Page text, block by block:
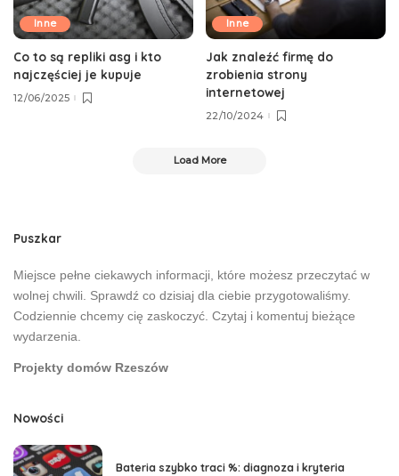
Inne
Co to są repliki asg i kto
najczęściej je kupuje
12/06/2025
Inne
Jak znaleźć firmę do
zrobienia strony
internetowej
22/10/2024
Load More
Puszkar
Miejsce pełne ciekawych informacji, które możesz przeczytać w
wolnej chwili. Sprawdź co dzisiaj dla ciebie przygotowaliśmy.
Codziennie chcemy cię zaskoczyć. Czytaj i komentuj bieżące
wydarzenia.
Projekty domów Rzeszów
Nowości
Bateria szybko traci %: diagnoza i kryteria